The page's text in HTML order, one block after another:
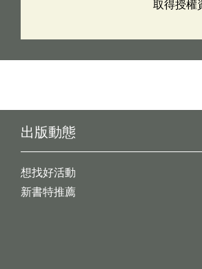
取得授權
出版動態
想找好活動
新書特推薦